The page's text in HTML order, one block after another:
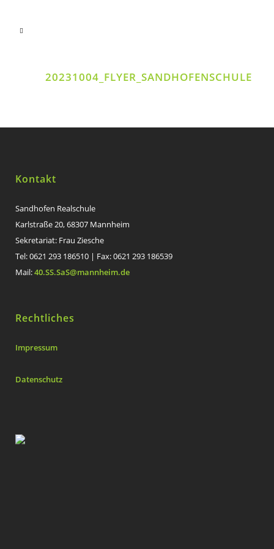
20231004_FLYER_SANDHOFENSCHULE
Kontakt
Sandhofen Realschule
Karlstraße 20, 68307 Mannheim
Sekretariat: Frau Ziesche
Tel: 0621 293 186510 | Fax: 0621 293 186539
Mail:40.SS.SaS@mannheim.de
Rechtliches
Impressum
Datenschutz